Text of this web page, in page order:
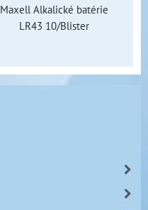
Maxell Alkalické batérie
LR43 10/Blister